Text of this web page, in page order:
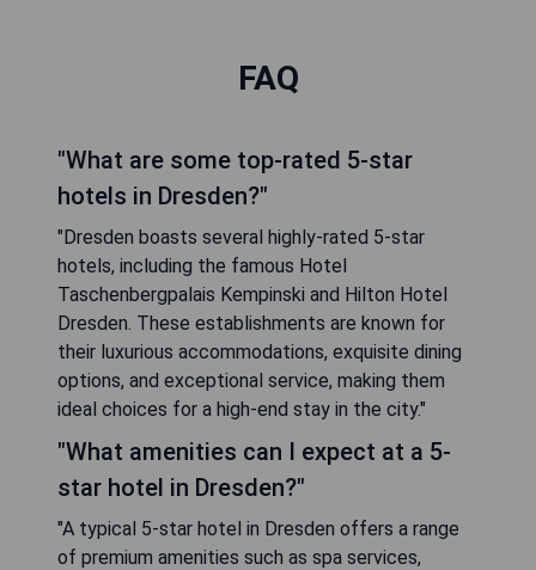
FAQ
"What are some top-rated 5-star
hotels in Dresden?"
"Dresden boasts several highly-rated 5-star
hotels, including the famous Hotel
Taschenbergpalais Kempinski and Hilton Hotel
Dresden. These establishments are known for
their luxurious accommodations, exquisite dining
options, and exceptional service, making them
ideal choices for a high-end stay in the city."
"What amenities can I expect at a 5-
star hotel in Dresden?"
"A typical 5-star hotel in Dresden offers a range
of premium amenities such as spa services,